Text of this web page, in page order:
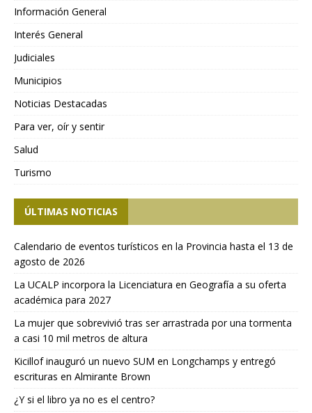
Información General
Interés General
Judiciales
Municipios
Noticias Destacadas
Para ver, oír y sentir
Salud
Turismo
ÚLTIMAS NOTICIAS
Calendario de eventos turísticos en la Provincia hasta el 13 de
agosto de 2026
La UCALP incorpora la Licenciatura en Geografía a su oferta
académica para 2027
La mujer que sobrevivió tras ser arrastrada por una tormenta
a casi 10 mil metros de altura
Kicillof inauguró un nuevo SUM en Longchamps y entregó
escrituras en Almirante Brown
¿Y si el libro ya no es el centro?